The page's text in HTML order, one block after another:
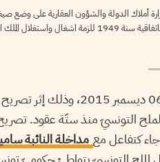
أملاك الدولة والشؤون العقارية على
قيمة الكراء لأشغال الأراضي التابعة للملك العمومي البحري مما يمكن من توقيف العمل
إلى صدارة التناول الإعلامي منذ يوم الاحد 06
التونسيّ منذ ستّة عقود.
كتفاعل مع مداخلة النائبة